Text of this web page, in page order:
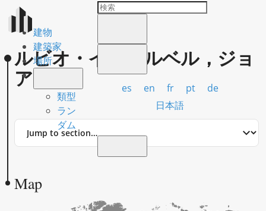
建物
建築家
場所
類型
ラン
ダム
es en fr pt
de
日本語
ルビオ・イ・ベルベル，ジョ
アン
Jump
Map